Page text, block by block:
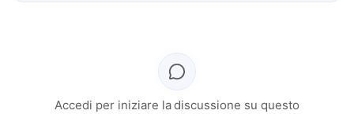
Accedi per iniziare la discussione su questo